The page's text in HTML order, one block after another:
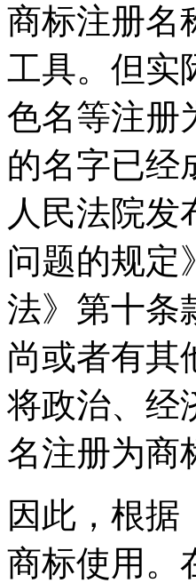
商标注册名
工具。但实
色名等注册
的名字已经
人民法院发
问题的规定
法》第十条
尚或者有其
将政治、经
名注册为商
因此，根据
商标使用。